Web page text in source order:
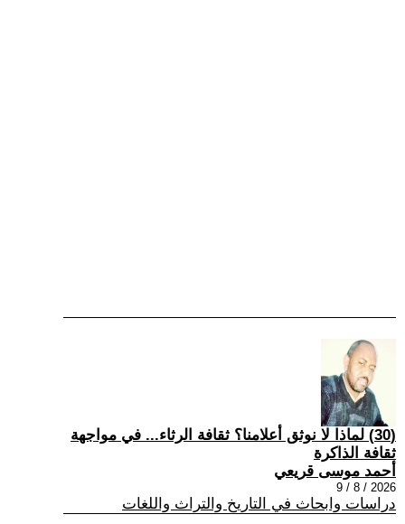
(30) لماذا لا نوثق أعلامنا؟ ثقافة الرثاء... في مواجهة
ثقافة الذاكرة
أحمد موسى قريعي
2026 / 8 / 9
دراسات وابحاث في التاريخ والتراث واللغات